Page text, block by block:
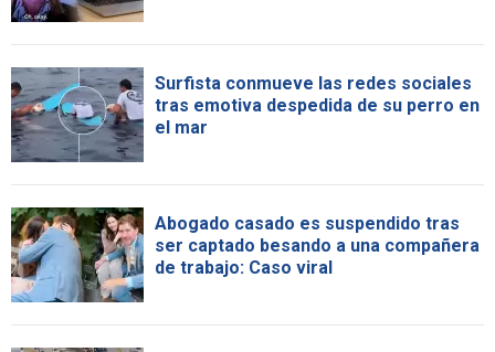
Surfista conmueve las redes sociales
tras emotiva despedida de su perro en
el mar
Abogado casado es suspendido tras
ser captado besando a una compañera
de trabajo: Caso viral